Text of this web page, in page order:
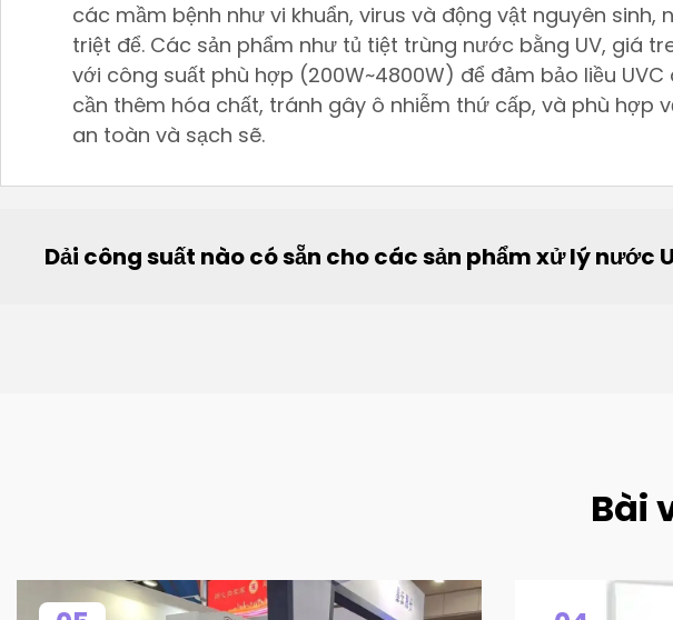
các mầm bệnh như vi khuẩn, virus và động vật nguyên
triệt để. Các sản phẩm như tủ tiệt trùng nước bằng UV, giá
với công suất phù hợp (200W~4800W) để đảm bảo liều
cần thêm hóa chất, tránh gây ô nhiễm thứ cấp, và phù hợp
an toàn và sạch sẽ.
Dải công suất nào có sẵn cho các sản phẩm xử lý
Bài